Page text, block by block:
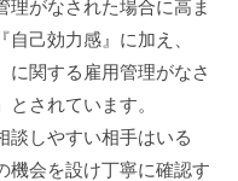
理がなされた場合に高ま
己効力感』に加え、
に関する雇用管理がなさ
されています。
しやすい相手はいる
機会を設け丁寧に確認す